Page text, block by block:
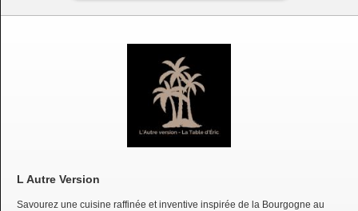
L Autre Version
Savourez une cuisine raffinée et inventive inspirée de la Bourgogne au